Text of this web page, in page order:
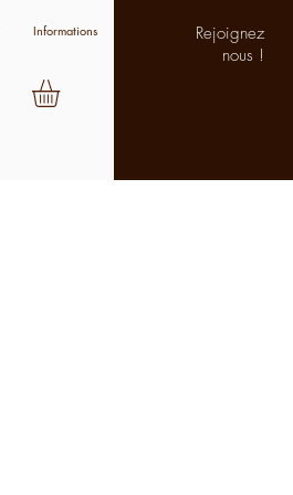
Informations
Rejoignez
nous !